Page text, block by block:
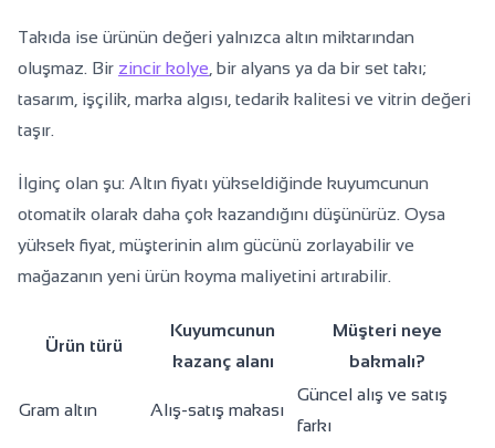
Takıda ise ürünün değeri yalnızca altın miktarından
oluşmaz. Bir zincir kolye , bir alyans ya da bir set takı;
tasarım, işçilik, marka algısı, tedarik kalitesi ve vitrin değeri
taşır.
İlginç olan şu: Altın fiyatı yükseldiğinde kuyumcunun
otomatik olarak daha çok kazandığını düşünürüz. Oysa
yüksek fiyat, müşterinin alım gücünü zorlayabilir ve
mağazanın yeni ürün koyma maliyetini artırabilir.
Ürün türü
Kuyumcunun
kazanç alanı
Müşteri neye
bakmalı?
Gram altın Alış-satış makası
Güncel alış ve satış
farkı